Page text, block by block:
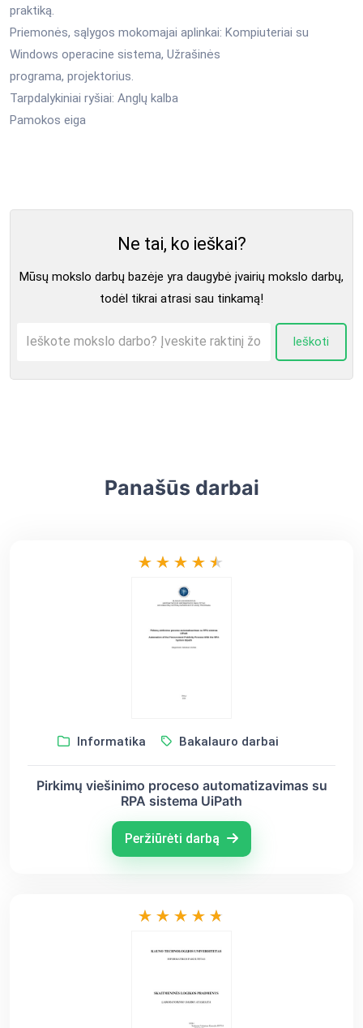
praktiką.
Priemonės, sąlygos mokomajai aplinkai: Kompiuteriai su
Windows operacine sistema, Užrašinės
programa, projektorius.
Tarpdalykiniai ryšiai: Anglų kalba
Pamokos eiga
Ne tai, ko ieškai?
Mūsų mokslo darbų bazėje yra daugybė įvairių mokslo darbų,
todėl tikrai atrasi sau tinkamą!
Ieškoti
Panašūs darbai
Informatika Bakalauro darbai
Pirkimų viešinimo proceso automatizavimas su
RPA sistema UiPath
Peržiūrėti darbą